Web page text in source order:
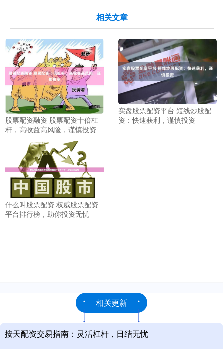
相关文章
股票配资融资 股票配资十倍杠
杆，高收益高风险，谨慎投资
实盘股票配资平台 短线炒股配
资：快速获利，谨慎投资
什么叫股票配资 权威股票配资
平台排行榜，助你投资无忧
相关更新
按天配资交易指南：灵活杠杆，日结无忧